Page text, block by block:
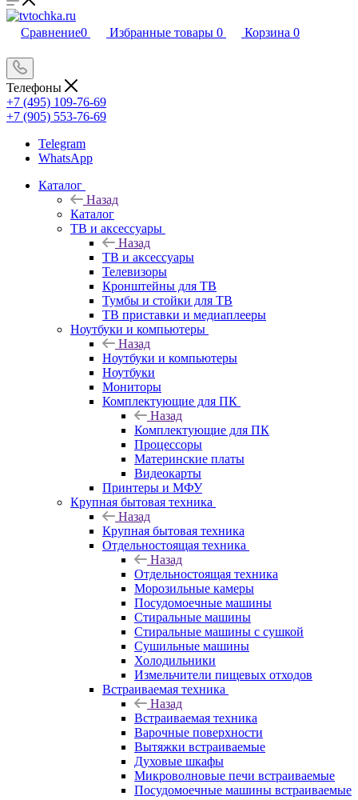
Сравнение0 Избранные товары 0 Корзина 0
Телефоны
+7 (495) 109-76-69
+7 (905) 553-76-69
Telegram
WhatsApp
Каталог
Назад
Каталог
ТВ и аксессуары
Назад
ТВ и аксессуары
Телевизоры
Кронштейны для ТВ
Тумбы и стойки для ТВ
ТВ приставки и медиаплееры
Ноутбуки и компьютеры
Назад
Ноутбуки и компьютеры
Ноутбуки
Мониторы
Комплектующие для ПК
Назад
Комплектующие для ПК
Процессоры
Материнские платы
Видеокарты
Принтеры и МФУ
Крупная бытовая техника
Назад
Крупная бытовая техника
Отдельностоящая техника
Назад
Отдельностоящая техника
Морозильные камеры
Посудомоечные машины
Стиральные машины
Стиральные машины с сушкой
Сушильные машины
Холодильники
Измельчители пищевых отходов
Встраиваемая техника
Назад
Встраиваемая техника
Варочные поверхности
Вытяжки встраиваемые
Духовые шкафы
Микроволновые печи встраиваемые
Посудомоечные машины встраиваемые